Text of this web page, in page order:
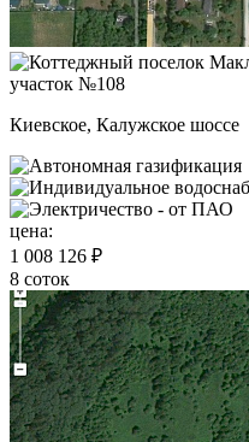
участок №108
Киевское, Калужское шоссе
цена:
1 008 126 ₽
8 соток